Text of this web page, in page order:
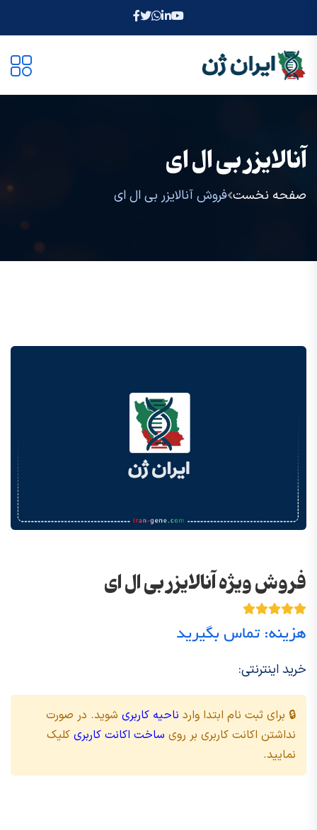
آنالایزر بی ال ای
صفحه نخست فروش آنالایزر بی ال ای
فروش ویژه آنالایزر بی ال ای
هزینه: تماس بگیرید
خرید اینترنتی:
🔒 برای ثبت نام ابتدا وارد ناحیه کاربری شوید. در صورت
نداشتن اکانت کاربری بر روی ساخت اکانت کاربری کلیک
نمایید.